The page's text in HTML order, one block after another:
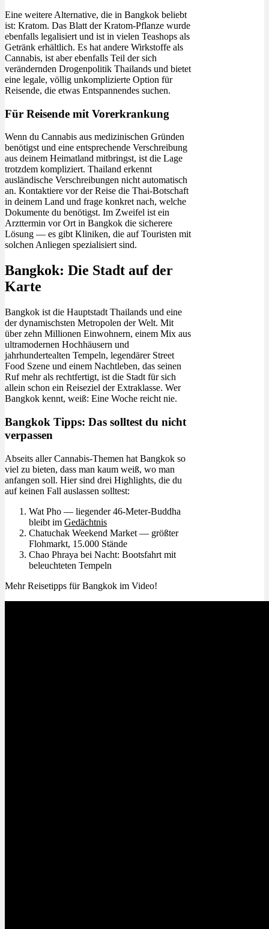
Eine weitere Alternative, die in Bangkok beliebt
ist: Kratom. Das Blatt der Kratom-Pflanze wurde
ebenfalls legalisiert und ist in vielen Teashops als
Getränk erhältlich. Es hat andere Wirkstoffe als
Cannabis, ist aber ebenfalls Teil der sich
verändernden Drogenpolitik Thailands und bietet
eine legale, völlig unkomplizierte Option für
Reisende, die etwas Entspannendes suchen.
Für Reisende mit Vorerkrankung
Wenn du Cannabis aus medizinischen Gründen
benötigst und eine entsprechende Verschreibung
aus deinem Heimatland mitbringst, ist die Lage
trotzdem kompliziert. Thailand erkennt
ausländische Verschreibungen nicht automatisch
an. Kontaktiere vor der Reise die Thai-Botschaft
in deinem Land und frage konkret nach, welche
Dokumente du benötigst. Im Zweifel ist ein
Arzttermin vor Ort in Bangkok die sicherere
Lösung — es gibt Kliniken, die auf Touristen mit
solchen Anliegen spezialisiert sind.
Bangkok: Die Stadt auf der
Karte
Bangkok ist die Hauptstadt Thailands und eine
der dynamischsten Metropolen der Welt. Mit
über zehn Millionen Einwohnern, einem Mix aus
ultramodernen Hochhäusern und
jahrhundertealten Tempeln, legendärer Street
Food Szene und einem Nachtleben, das seinen
Ruf mehr als rechtfertigt, ist die Stadt für sich
allein schon ein Reiseziel der Extraklasse. Wer
Bangkok kennt, weiß: Eine Woche reicht nie.
Bangkok Tipps: Das solltest du nicht
verpassen
Abseits aller Cannabis-Themen hat Bangkok so
viel zu bieten, dass man kaum weiß, wo man
anfangen soll. Hier sind drei Highlights, die du
auf keinen Fall auslassen solltest:
Wat Pho — liegender 46-Meter-Buddha
bleibt im Gedächtnis
Chatuchak Weekend Market — größter
Flohmarkt, 15.000 Stände
Chao Phraya bei Nacht: Bootsfahrt mit
beleuchteten Tempeln
Mehr Reisetipps für Bangkok im Video!